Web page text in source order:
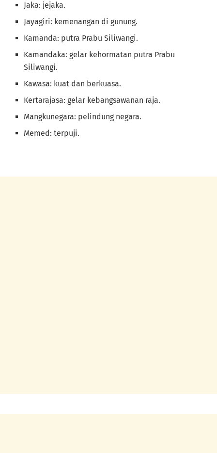
Jaka: jejaka.
Jayagiri: kemenangan di gunung.
Kamanda: putra Prabu Siliwangi.
Kamandaka: gelar kehormatan putra Prabu
Siliwangi.
Kawasa: kuat dan berkuasa.
Kertarajasa: gelar kebangsawanan raja.
Mangkunegara: pelindung negara.
Memed: terpuji.